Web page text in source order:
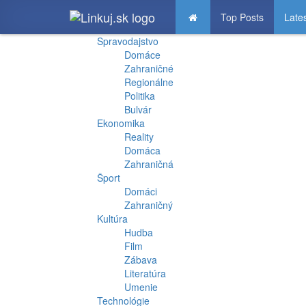
Top Posts
Spravodajstvo
Domáce
Zahraničné
Regionálne
Politika
Bulvár
Ekonomika
Reality
Domáca
Zahraničná
Šport
Domáci
Zahraničný
Kultúra
Hudba
Film
Zábava
Literatúra
Umenie
Technológie